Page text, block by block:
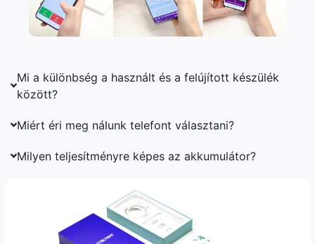
Mi a különbség a használt és a felújított készülék
között?
Miért éri meg nálunk telefont választani?
Milyen teljesítményre képes az akkumulátor?